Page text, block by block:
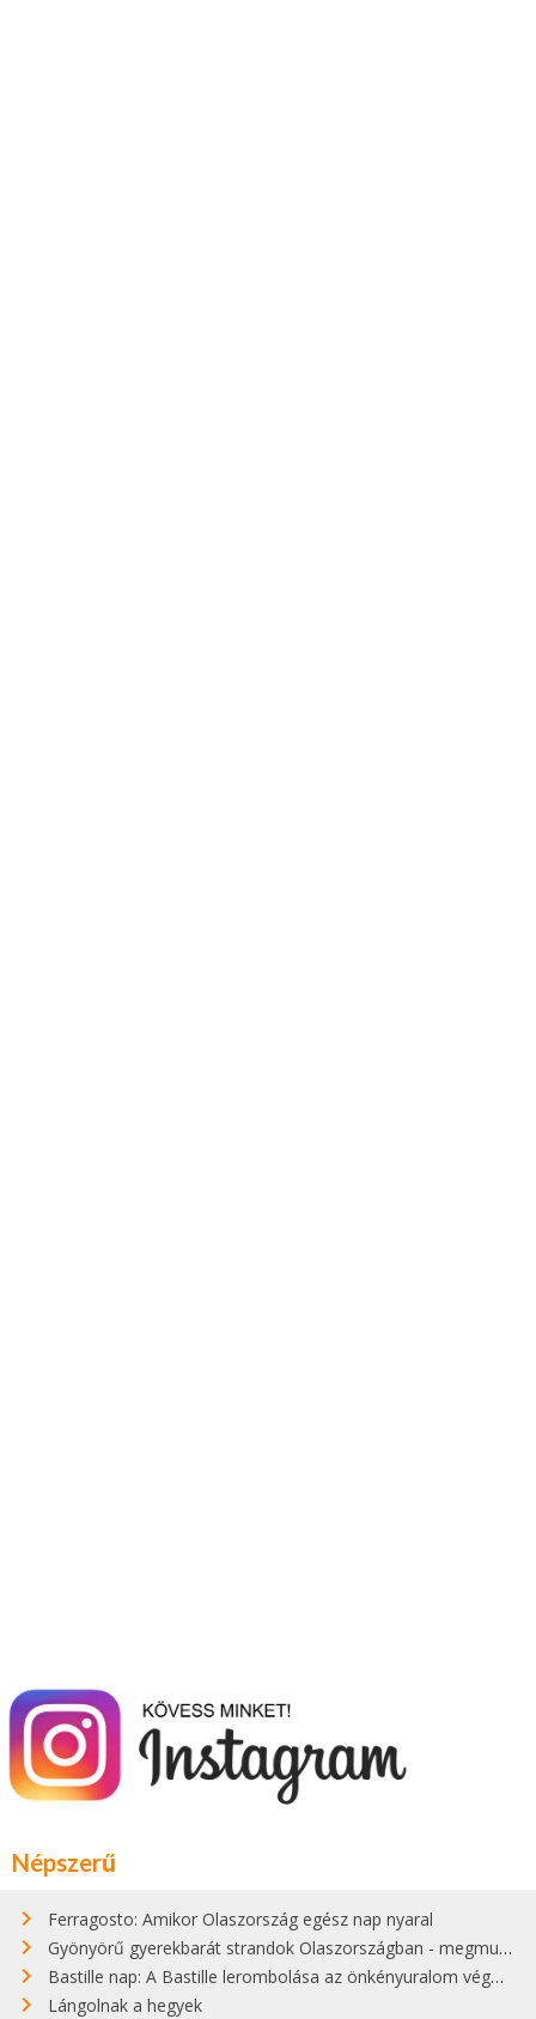
Népszerű
Ferragosto: Amikor Olaszország egész nap nyaral
Gyönyörű gyerekbarát strandok Olaszországban - megmutatjuk a 15 legjobbat
Bastille nap: A Bastille lerombolása az önkényuralom végét jelentette
Lángolnak a hegyek